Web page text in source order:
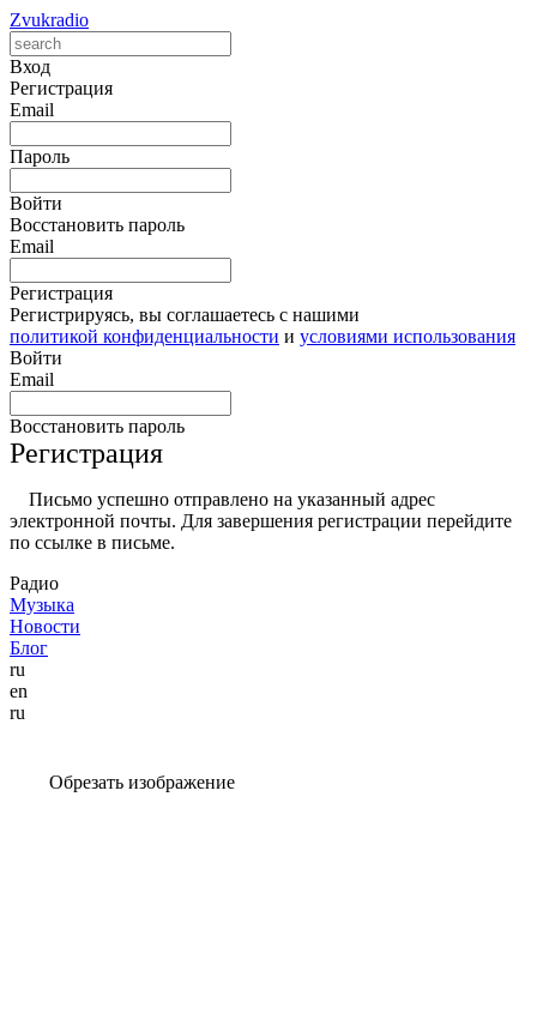
Zvukradio
Вход
Регистрация
Email
Пароль
Войти
Восстановить пароль
Email
Регистрация
Регистрируясь, вы соглашаетесь с нашими
политикой конфиденциальности и условиями использования
Войти
Email
Восстановить пароль
Регистрация
Письмо успешно отправлено на указанный адрес
электронной почты. Для завершения регистрации перейдите
по ссылке в письме.
Радио
Музыка
Новости
Блог
ru
en
ru
Обрезать изображение